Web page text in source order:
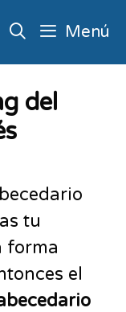
Menú
del
tu
forma
el